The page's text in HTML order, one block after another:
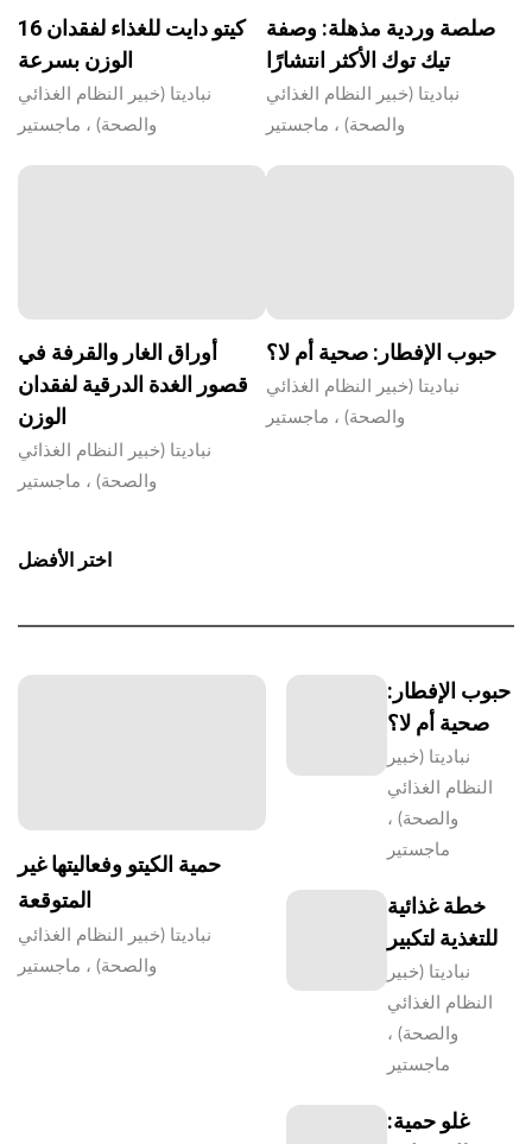
16 كيتو دايت للغذاء لفقدان
الوزن بسرعة
نباديتا (خبير النظام الغذائي
والصحة) ، ماجستير
صلصة وردية مذهلة: وصفة
تيك توك الأكثر انتشارًا
نباديتا (خبير النظام الغذائي
والصحة) ، ماجستير
أوراق الغار والقرفة في
قصور الغدة الدرقية لفقدان
الوزن
نباديتا (خبير النظام الغذائي
والصحة) ، ماجستير
حبوب الإفطار: صحية أم لا؟
نباديتا (خبير النظام الغذائي
والصحة) ، ماجستير
اختر الأفضل
حمية الكيتو وفعاليتها غير
المتوقعة
نباديتا (خبير النظام الغذائي
والصحة) ، ماجستير
حبوب الإفطار:
صحية أم لا؟
نباديتا (خبير
النظام الغذائي
والصحة) ،
ماجستير
خطة غذائية
للتغذية لتكبير
نباديتا (خبير
النظام الغذائي
والصحة) ،
ماجستير
غلو حمية: